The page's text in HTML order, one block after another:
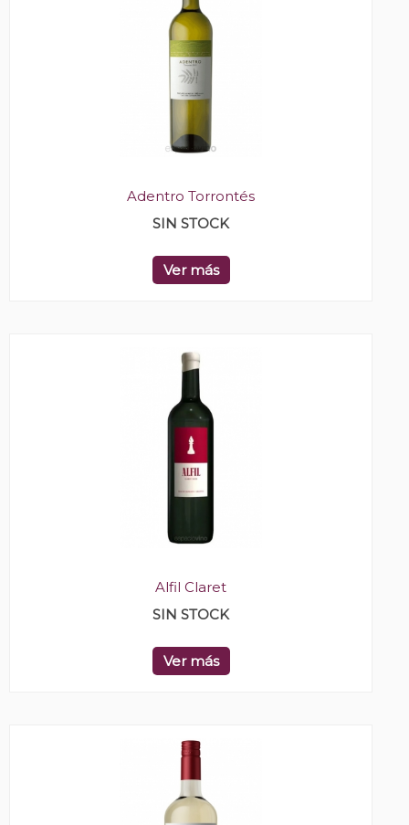
Adentro Torrontés
SIN STOCK
Ver más
Alfil Claret
SIN STOCK
Ver más